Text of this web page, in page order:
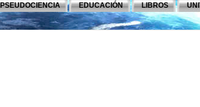
PSEUDOCIENCIA EDUCACIÓN LIBROS